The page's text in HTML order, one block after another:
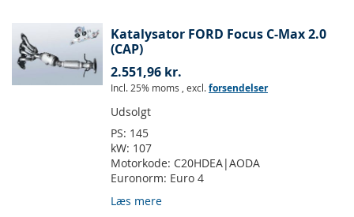
Katalysator FORD Focus C-Max 2.0
(CAP)
2.551,96 kr.
Incl. 25% moms , excl.forsendelser
Udsolgt
PS: 145
kW: 107
Motorkode: C20HDEA|AODA
Euronorm: Euro 4
Læs mere